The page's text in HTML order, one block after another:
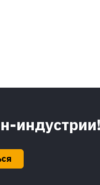
индустрии!